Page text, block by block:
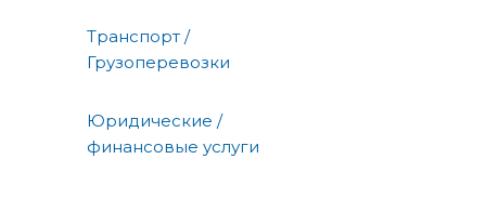
Транспорт /
Грузоперевозки
Юридические /
финансовые услуги